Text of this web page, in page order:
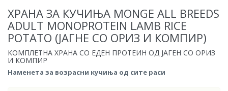
ХРАНА ЗА КУЧИЊА MONGE ALL BREEDS
ADULT MONOPROTEIN LAMB RICE
POTATO (ЈАГНЕ СО ОРИЗ И КОМПИР)
КОМПЛЕТНА ХРАНА СО ЕДЕН ПРОТЕИН ОД ЈАГЕН СО ОРИЗ
И КОМПИР
Наменета за возрасни кучиња од сите раси